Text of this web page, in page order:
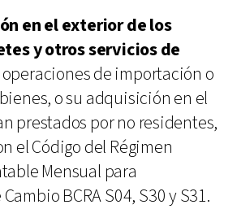
en el exterior de los
y otros servicios de
de importación o
o su adquisición en el
prestados por no residentes,
el Código del Régimen
Mensual para
BCRA S04, S30 y S31.